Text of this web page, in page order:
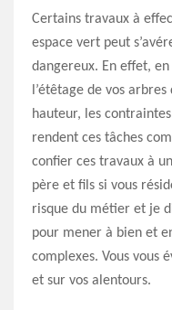
Certains travaux à
espace vert peut
dangereux. En effet,
l’étêtage de vos
hauteur, les
rendent ces tâches
confier ces travaux à
père et fils si vous
risque du métier et je
pour mener à bien et
complexes. Vous vous
et sur vos alentours.